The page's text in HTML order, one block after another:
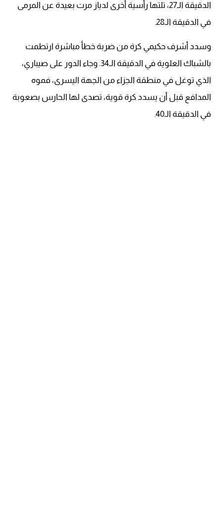
الدقيقة الـ27، تلتها رأسية أخرى لدياز مرت بعيدة عن المرمى
في الدقيقة الـ28.
وسدد أشرف حكيمي كرة من ضربة خطأ مباشرة ارتطمت
بالشباك العلوية في الدقيقة الـ34. وجاء الدور على صيباري،
الذي توغل في منطقة الجزاء من الجهة اليسرى، فموه
المدافع قبل أن يسدد كرة قوية، تصدى لها الحارس بصعوبة
في الدقيقة الـ40.